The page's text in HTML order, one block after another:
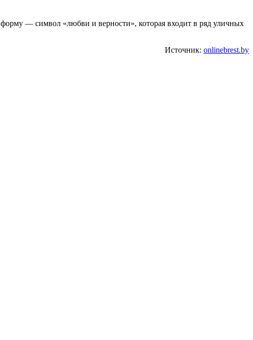
— символ «любви и верности», которая входит в ряд уличных
Источник: onlinebrest.by